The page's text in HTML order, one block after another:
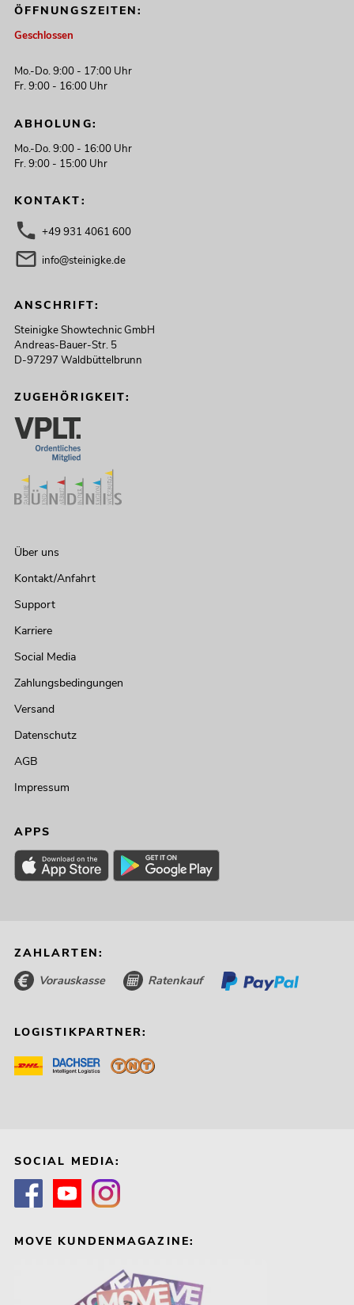
ÖFFNUNGSZEITEN:
Geschlossen
Mo.-Do. 9:00 - 17:00 Uhr
Fr. 9:00 - 16:00 Uhr
ABHOLUNG:
Mo.-Do. 9:00 - 16:00 Uhr
Fr. 9:00 - 15:00 Uhr
KONTAKT:
+49 931 4061 600
info@steinigke.de
ANSCHRIFT:
Steinigke Showtechnic GmbH
Andreas-Bauer-Str. 5
D-97297 Waldbüttelbrunn
ZUGEHÖRIGKEIT:
Über uns
Kontakt/Anfahrt
Support
Karriere
Social Media
Zahlungsbedingungen
Versand
Datenschutz
AGB
Impressum
APPS
ZAHLARTEN:
Vorauskasse Ratenkauf
LOGISTIKPARTNER:
SOCIAL MEDIA:
MOVE KUNDENMAGAZINE: